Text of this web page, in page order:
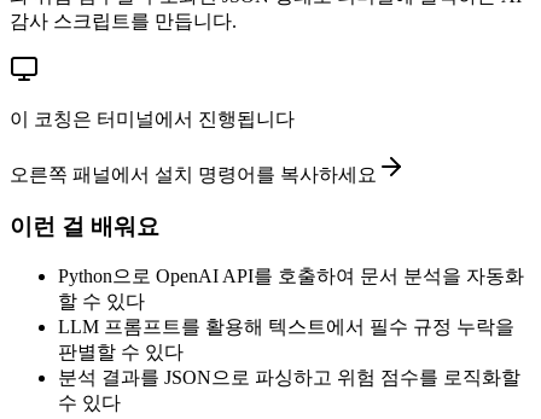
감사 스크립트를 만듭니다.
이 코칭은 터미널에서 진행됩니다
오른쪽 패널에서 설치 명령어를 복사하세요
이런 걸 배워요
Python으로 OpenAI API를 호출하여 문서 분석을 자동화
할 수 있다
LLM 프롬프트를 활용해 텍스트에서 필수 규정 누락을
판별할 수 있다
분석 결과를 JSON으로 파싱하고 위험 점수를 로직화할
수 있다